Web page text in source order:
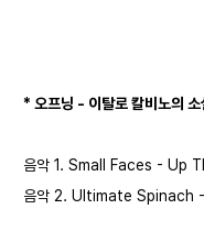
* 오프닝 - 이탈로 칼비노의 소
음악 1. Small Faces - Up
음악 2. Ultimate Spinach